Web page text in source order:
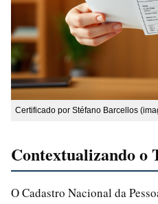
Certificado por Stéfano Barcellos
Contextualizando o
O Cadastro Nacional da